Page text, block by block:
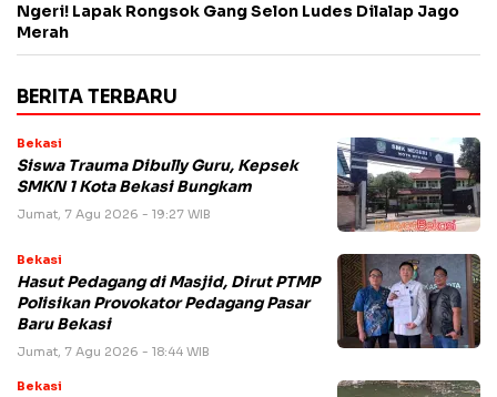
Ngeri! Lapak Rongsok Gang Selon Ludes Dilalap Jago
Merah
BERITA TERBARU
Bekasi
Siswa Trauma Dibully Guru, Kepsek
SMKN 1 Kota Bekasi Bungkam
Jumat, 7 Agu 2026 - 19:27 WIB
Bekasi
Hasut Pedagang di Masjid, Dirut PTMP
Polisikan Provokator Pedagang Pasar
Baru Bekasi
Jumat, 7 Agu 2026 - 18:44 WIB
Bekasi